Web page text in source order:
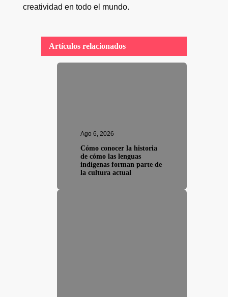
creatividad en todo el mundo.
Artículos relacionados
Ago 6, 2026
Cómo conocer la historia
de cómo las lenguas
indígenas forman parte de
la cultura actual